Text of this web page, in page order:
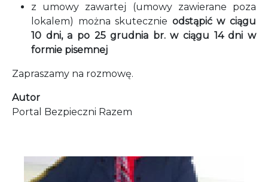
z umowy zawartej (umowy zawierane poza
lokalem) można skutecznie odstąpić w ciągu
10 dni, a po 25 grudnia br. w ciągu 14 dni w
formie pisemnej
Zapraszamy na rozmowę.
Autor
Portal Bezpieczni Razem